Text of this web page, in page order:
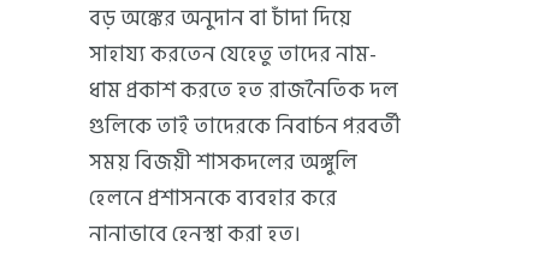
বড় অঙ্কের অনুদান বা চাঁদা দিয়ে
সাহায্য করতেন যেহেতু তাদের নাম-
ধাম প্রকাশ করতে হত রাজনৈতিক দল
গুলিকে তাই তাদেরকে নিবার্চন পরবর্তী
সময় বিজয়ী শাসকদলের অঙ্গুলি
হেলনে প্রশাসনকে ব্যবহার করে
নানাভাবে হেনস্থা করা হত।